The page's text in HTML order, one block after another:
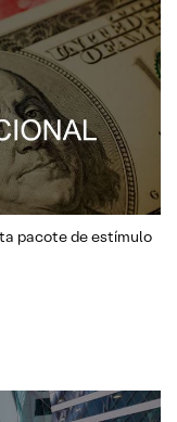
pacote de estímulo